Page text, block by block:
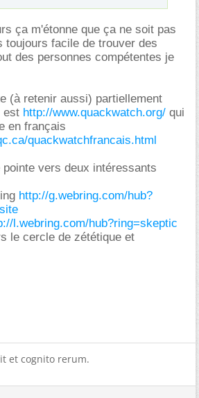
ça m'étonne que ça ne soit pas
toujours facile de trouver des
des personnes compétentes je
(à retenir aussi) partiellement
est http://www.quackwatch.org/ qui
en français
quackwatchfrancais.html
vers deux intéressants
http://g.webring.com/hub?
l.webring.com/hub?ring=skeptic
le cercle de zététique et
et cognito rerum.